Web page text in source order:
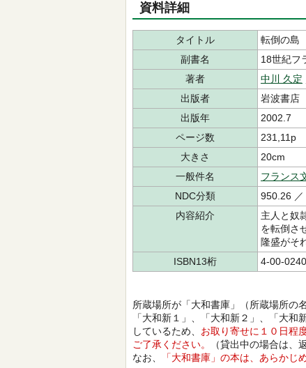
資料詳細
タイトル
転倒の島
副書名
18世紀フ
著者
中川 久定
出版者
岩波書店
出版年
2002.7
ページ数
231,11p
大きさ
20cm
一般件名
フランス
NDC分類
950.26 ／
内容紹介
主人と奴
を転倒さ
隆盛がそ
ISBN13桁
4-00-
所蔵場所が「大和書庫」（所蔵場所の
「大和新１」、「大和新２」、「大
しているため、 お取り寄せに１０日程
ご了承ください。
（貸出中の場合は、
なお、
「大和書庫」の本は、あらかじ